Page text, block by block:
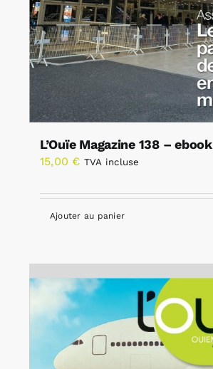
L’Ouïe Magazine 138 – ebook
15,00 € TVA incluse
Ajouter au panier